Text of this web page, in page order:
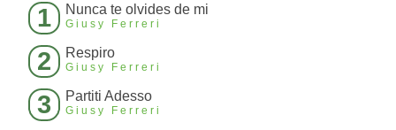
1 Nunca te olvides de mi
Giusy Ferreri
2 Respiro
Giusy Ferreri
3 Partiti Adesso
Giusy Ferreri